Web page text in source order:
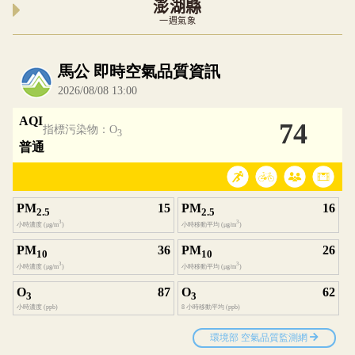
澎湖縣
一週氣象
內嵌空氣品質小工具為視覺預覽，完整即時空